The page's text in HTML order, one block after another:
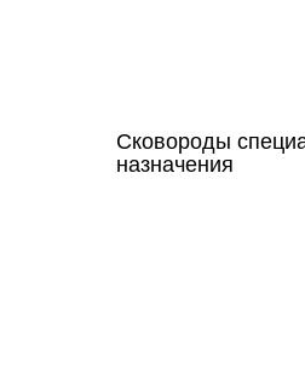
Сковороды
назначения